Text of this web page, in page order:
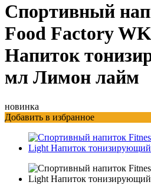
Спортивный
Food Factory
Напиток
мл Лимон лайм
новинка
Добавить в избранное